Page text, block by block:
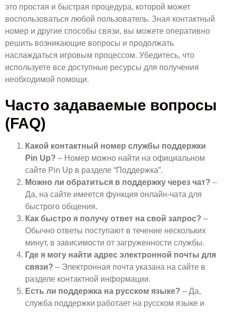
это простая и быстрая процедура, которой может
воспользоваться любой пользователь. Зная контактный
номер и другие способы связи, вы можете оперативно
решить возникающие вопросы и продолжать
наслаждаться игровым процессом. Убедитесь, что
используете все доступные ресурсы для получения
необходимой помощи.
Часто задаваемые вопросы
(FAQ)
Какой контактный номер службы поддержки
Pin Up? – Номер можно найти на официальном
сайте Pin Up в разделе “Поддержка”.
Можно ли обратиться в поддержку через чат? –
Да, на сайте имеется функция онлайн-чата для
быстрого общения.
Как быстро я получу ответ на свой запрос? –
Обычно ответы поступают в течение нескольких
минут, в зависимости от загруженности службы.
Где я могу найти адрес электронной почты для
связи? – Электронная почта указана на сайте в
разделе контактной информации.
Есть ли поддержка на русском языке? – Да,
служба поддержки работает на русском языке и